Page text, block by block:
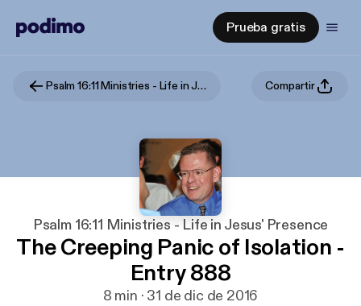
Prueba gratis
Psalm 16:11 Ministries - Life in Jesus' Presence Compartir
Psalm 16:11 Ministries - Life in Jesus' Presence
The Creeping Panic of Isolation -
Entry 888
8 min · 31 de dic de 2016